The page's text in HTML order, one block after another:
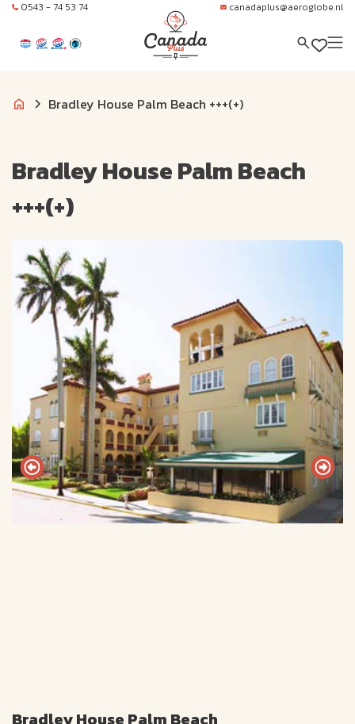
0543 - 74 53 74 canadaplus@aeroglobe.nl
Bradley House Palm Beach +++(+)
Bradley House Palm Beach
+++(+)
Bradley House Palm Beach